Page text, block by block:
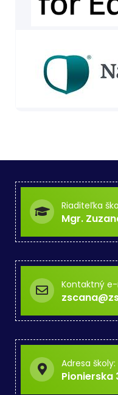
Riaditeľka
Mgr.
Kontaktný
Adresa školy:
Pionierska